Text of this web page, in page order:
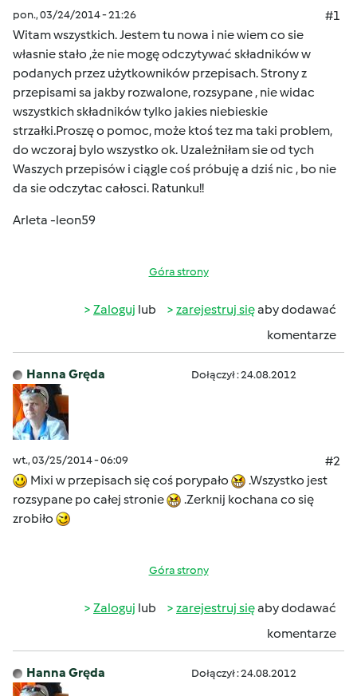
pon., 03/24/2014 - 21:26
#1
Witam wszystkich. Jestem tu nowa i nie wiem co sie
własnie stało ,że nie mogę odczytywać składników w
podanych przez użytkowników przepisach. Strony z
przepisami sa jakby rozwalone, rozsypane , nie widac
wszystkich składników tylko jakies niebieskie
strzałki.Proszę o pomoc, może ktoś tez ma taki problem,
do wczoraj bylo wszystko ok. Uzależniłam sie od tych
Waszych przepisów i ciągle coś próbuję a dziś nic , bo nie
da sie odczytac całosci. Ratunku!!
Arleta -leon59
Góra strony
Zaloguj lub zarejestruj sięaby dodawać
komentarze
Hanna Gręda Dołączył : 24.08.2012
wt., 03/25/2014 - 06:09
#2
Mixi w przepisach się coś porypało
.Wszystko jest
rozsypane po całej stronie
.Zerknij kochana co się
zrobiło
Góra strony
Zaloguj lub zarejestruj sięaby dodawać
komentarze
Hanna Gręda Dołączył : 24.08.2012